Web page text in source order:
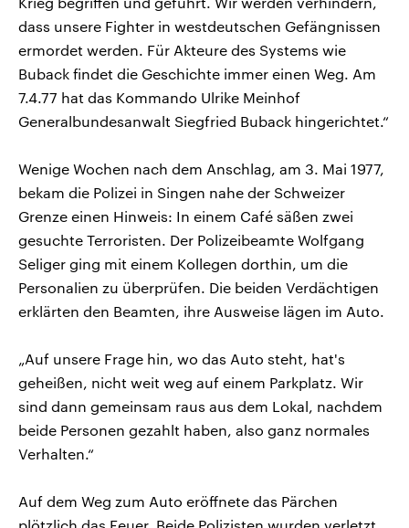
dass unsere Fighter in westdeutschen Gefängnissen
ermordet werden. Für Akteure des Systems wie
Buback findet die Geschichte immer einen Weg. Am
7.4.77 hat das Kommando Ulrike Meinhof
Generalbundesanwalt Siegfried Buback hingerichtet.“
Wenige Wochen nach dem Anschlag, am 3. Mai 1977,
bekam die Polizei in Singen nahe der Schweizer
Grenze einen Hinweis: In einem Café säßen zwei
gesuchte Terroristen. Der Polizeibeamte Wolfgang
Seliger ging mit einem Kollegen dorthin, um die
Personalien zu überprüfen. Die beiden Verdächtigen
erklärten den Beamten, ihre Ausweise lägen im Auto.
„Auf unsere Frage hin, wo das Auto steht, hat's
geheißen, nicht weit weg auf einem Parkplatz. Wir
sind dann gemeinsam raus aus dem Lokal, nachdem
beide Personen gezahlt haben, also ganz normales
Verhalten.“
Auf dem Weg zum Auto eröffnete das Pärchen